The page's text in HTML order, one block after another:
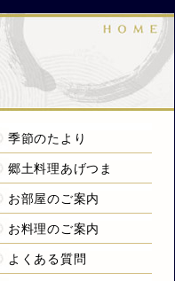
季節のたより
郷土料理あげつま
お部屋のご案内
お料理のご案内
よくある質問